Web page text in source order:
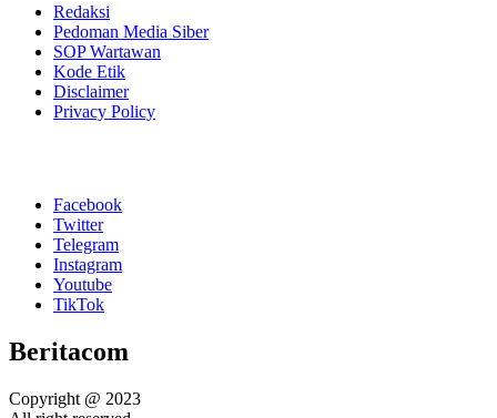
Redaksi
Pedoman Media Siber
SOP Wartawan
Kode Etik
Disclaimer
Privacy Policy
Facebook
Twitter
Telegram
Instagram
Youtube
TikTok
Beritacom
Copyright @ 2023